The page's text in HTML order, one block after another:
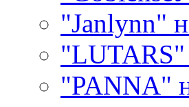
"Janlynn"
"PANNA"